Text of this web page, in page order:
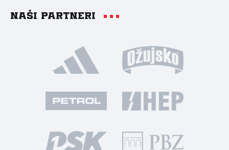
Naši partneri